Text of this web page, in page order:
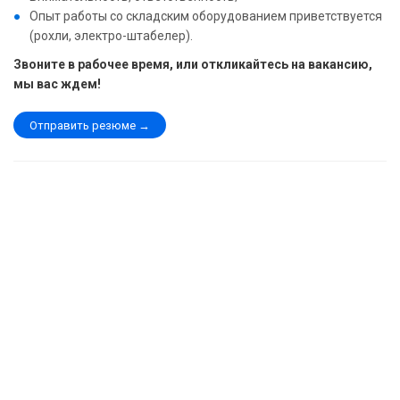
Опыт работы со складским оборудованием приветствуется
(рохли, электро-штабелер).
Звоните в рабочее время, или откликайтесь на вакансию,
мы вас ждем!
Отправить резюме →